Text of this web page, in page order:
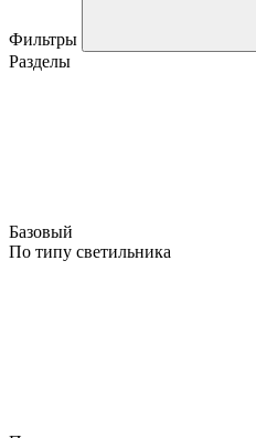
Фильтры
Разделы
Базовый
По типу светильника